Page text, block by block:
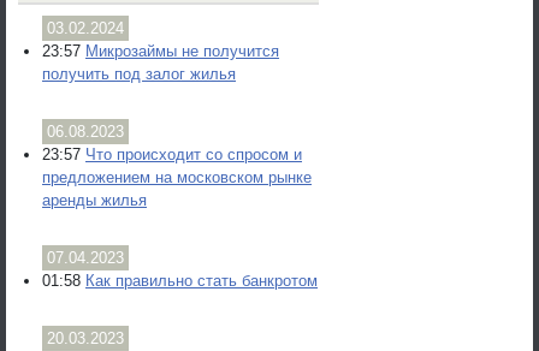
03.02.2024
23:57 Микрозаймы не получится
получить под залог жилья
06.08.2023
23:57 Что происходит со спросом и
предложением на московском рынке
аренды жилья
07.04.2023
01:58 Как правильно стать банкротом
20.03.2023